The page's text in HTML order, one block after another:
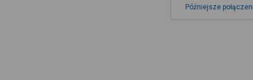
Późniejsze